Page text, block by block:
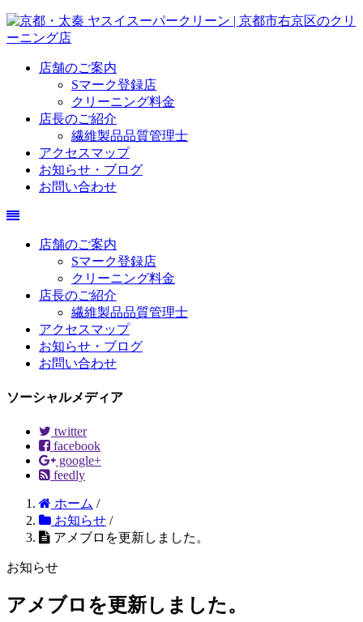
店舗のご案内
Sマーク登録店
クリーニング料金
店長のご紹介
繊維製品品質管理士
アクセスマップ
お知らせ・ブログ
お問い合わせ
店舗のご案内
Sマーク登録店
クリーニング料金
店長のご紹介
繊維製品品質管理士
アクセスマップ
お知らせ・ブログ
お問い合わせ
ソーシャルメディア
twitter
facebook
google+
feedly
ホーム /
お知らせ /
アメブロを更新しました。
お知らせ
アメブロを更新しました。